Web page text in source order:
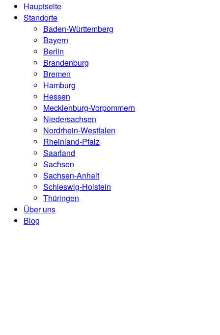
Hauptseite
Standorte
Baden-Württemberg
Bayern
Berlin
Brandenburg
Bremen
Hamburg
Hessen
Mecklenburg-Vorpommern
Niedersachsen
Nordrhein-Westfalen
Rheinland-Pfalz
Saarland
Sachsen
Sachsen-Anhalt
Schleswig-Holstein
Thüringen
Über uns
Blog